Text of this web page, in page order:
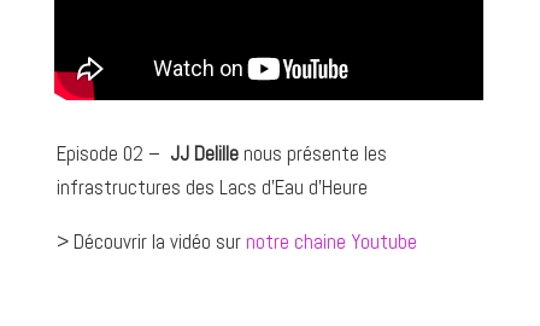
Episode 02 – JJ Delillenous présente les
infrastructures des Lacs d’Eau d’Heure
> Découvrir la vidéo sur notre chaine Youtube